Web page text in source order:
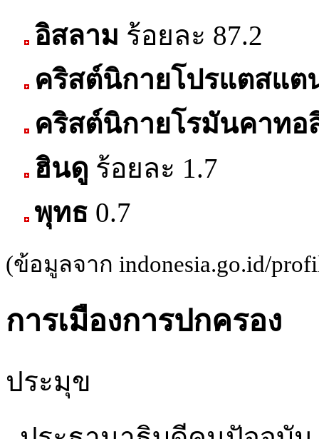
อิสลาม ร้อยละ 87.2
คริสต์นิกายโปรแตสแ
คริสต์นิกายโรมันคาทอ
ฮินดู ร้อยละ 1.7
พุทธ 0.7
(ข้อมูลจาก indonesia.go.id/
การเมืองการปกครอง
ประมุข